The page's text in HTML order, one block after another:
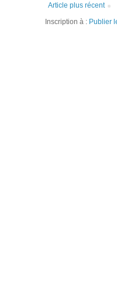
Article plus récent
Inscription à : Publier